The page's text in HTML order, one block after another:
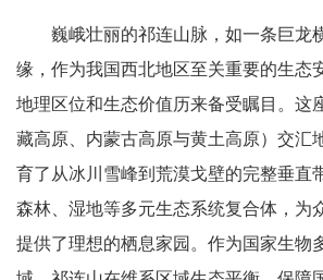
巍峨壮丽的祁连山脉，如一条巨龙
缘，作为我国西北地区至关重要的生态
地理区位和生态价值历来备受瞩目。这
藏高原、内蒙古高原与黄土高原）交汇
育了从冰川雪峰到荒漠戈壁的完整垂直
森林、湿地等多元生态系统复合体，为
提供了理想的栖息家园。作为国家生物